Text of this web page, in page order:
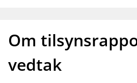
Om
vedtak